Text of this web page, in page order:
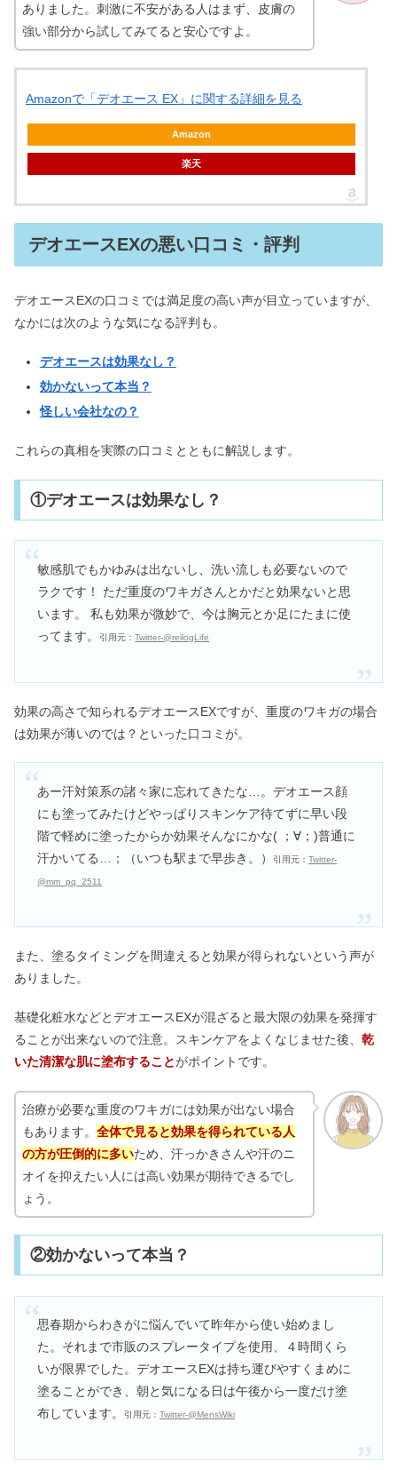
ありました。刺激に不安がある人はまず、皮膚の
強い部分から試してみてると安心ですよ。
Amazonで「デオエース EX」に関する詳細を見る
Amazon
楽天
デオエースEXの悪い口コミ・評判
デオエースEXの口コミでは満足度の高い声が目立っていますが、
なかには次のような気になる評判も。
デオエースは効果なし？
効かないって本当？
怪しい会社なの？
これらの真相を実際の口コミとともに解説します。
①デオエースは効果なし？
敏感肌でもかゆみは出ないし、洗い流しも必要ないので
ラクです！ ただ重度のワキガさんとかだと効果ないと思
います。 私も効果が微妙で、今は胸元とか足にたまに使
ってます。
引用元：Twitter-@reilogLife
効果の高さで知られるデオエースEXですが、重度のワキガの場合
は効果が薄いのでは？といった口コミが。
あー汗対策系の諸々家に忘れてきたな…。デオエース顔
にも塗ってみたけどやっぱりスキンケア待てずに早い段
階で軽めに塗ったからか効果そんなにかな( ；∀；)普通に
汗かいてる…；（いつも駅まで早歩き。）
引用元：Twitter-
@mm_pq_2511
また、塗るタイミングを間違えると効果が得られないという声が
ありました。
基礎化粧水などとデオエースEXが混ざると最大限の効果を発揮す
ることが出来ないので注意。スキンケアをよくなじませた後、 乾
いた清潔な肌に塗布することがポイントです。
治療が必要な重度のワキガには効果が出ない場合
もあります。 全体で見ると効果を得られている人
の方が圧倒的に多いため、汗っかきさんや汗のニ
オイを抑えたい人には高い効果が期待できるでし
ょう。
②効かないって本当？
思春期からわきがに悩んでいて昨年から使い始めまし
た。それまで市販のスプレータイプを使用、４時間くら
いが限界でした。デオエースEXは持ち運びやすくまめに
塗ることができ、朝と気になる日は午後から一度だけ塗
布しています。
引用元：Twitter-@MensWiki